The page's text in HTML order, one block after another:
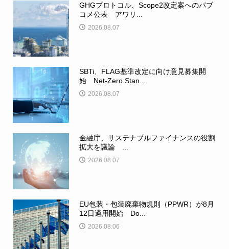
GHGプロトコル、Scope2改定案へのパブ
コメ公表 アワリ...
2026.08.07
SBTi、FLAG基準改定に向け意見募集開
始 Net-Zero Stan...
2026.08.07
金融庁、サステナブルファイナンスの役割
拡大を議論 ...
2026.08.07
EU包装・包装廃棄物規則（PPWR）が8月
12日適用開始 Do...
2026.08.06